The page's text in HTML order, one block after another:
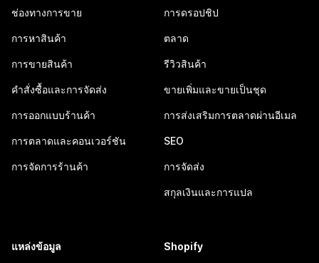
ช่องทางการขาย
การหาสินค้า
การขายสินค้า
คำสั่งซื้อและการจัดส่ง
การออกแบบร้านค้า
การตลาดและคอนเวอร์ชัน
การจัดการร้านค้า
การดรอปชิป
ตลาด
รีวิวสินค้า
ขายเพิ่มและขายเป็นชุด
การส่งเสริมการตลาดผ่านอีเมล
SEO
การจัดส่ง
สกุลเงินและการแปล
แหล่งข้อมูล Shopify